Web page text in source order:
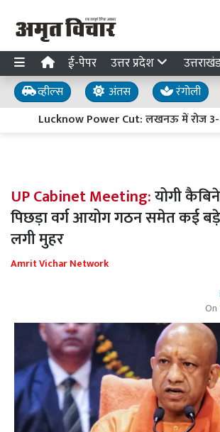
ई-पेपर उत्तर प्रदेश
व्हील्स अंतस रंगोली
Lucknow Power Cut: लखनऊ में रोज 3-
UP Cabinet Meeting:योगी
पिछड़ा वर्ग आयोग गठन समेत कई बड़े
लगी मुहर
Amrit Vichar Network
On